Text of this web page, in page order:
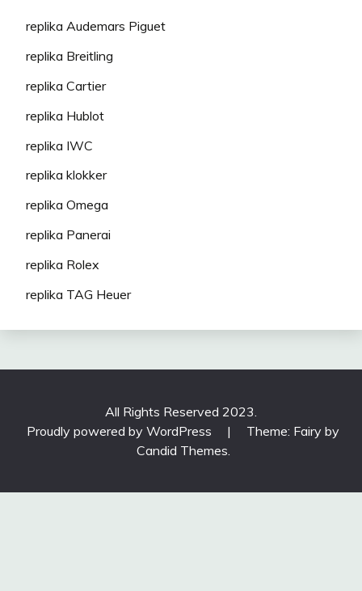
replika Audemars Piguet
replika Breitling
replika Cartier
replika Hublot
replika IWC
replika klokker
replika Omega
replika Panerai
replika Rolex
replika TAG Heuer
All Rights Reserved 2023.
Proudly powered by WordPress
|
Theme: Fairy by
Candid Themes